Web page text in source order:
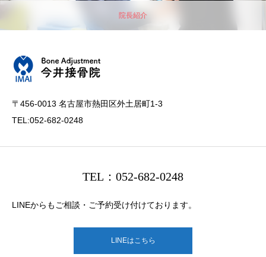
院長紹介
〒456-0013 名古屋市熱田区外土居町1-3
TEL:052-682-0248
TEL：052-682-0248
LINEからもご相談・ご予約受け付けております。
LINEはこちら